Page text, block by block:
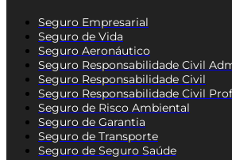
Seguro Empresarial
Seguro de Vida
Seguro Aeronáutico
Seguro Responsabilidade Civil
Seguro Responsabilidade Civil
Seguro Responsabilidade Civil
Seguro de Risco Ambiental
Seguro de Garantia
Seguro de Transporte
Seguro de Seguro Saúde